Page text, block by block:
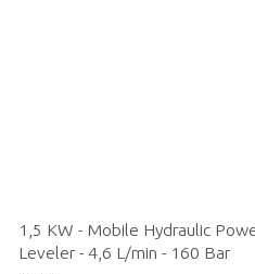
1,5 KW - Mobile Hydraulic
Leveler - 4,6 L/min - 160 Bar